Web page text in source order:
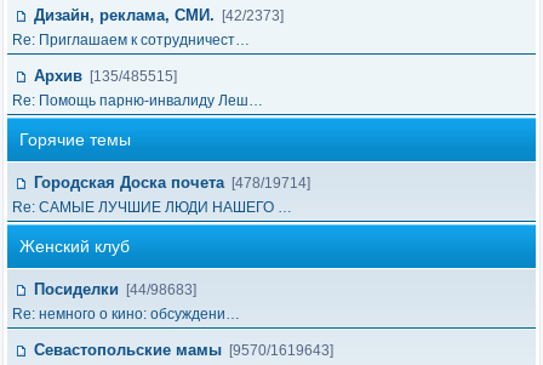
Дизайн, реклама, СМИ.
[42/2373]
Re: Приглашаем к сотрудничест…
Архив [135/485515]
Re: Помощь парню-инвалиду Леш…
Горячие темы
Городская Доска почета [478/19714]
Re: САМЫЕ ЛУЧШИЕ ЛЮДИ НАШЕГО …
Женский клуб
Посиделки
[44/98683]
Re: немного о кино: обсуждени…
Севастопольские мамы [9570/1619643]